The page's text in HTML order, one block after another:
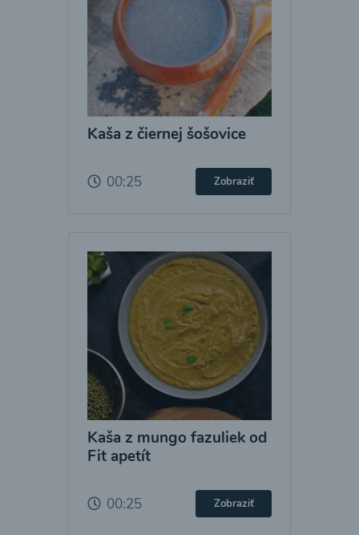
Kaša z čiernej šošovice
00:25 Zobraziť
Kaša z mungo fazuliek od
Fit apetít
00:25 Zobraziť